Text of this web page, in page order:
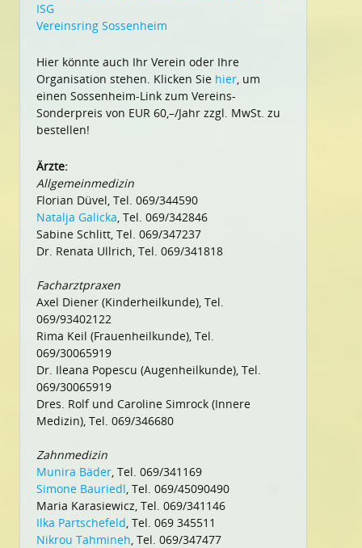
ISG
Vereinsring Sossenheim
Hier könnte auch Ihr Verein oder Ihre
Organisation stehen. Klicken Sie hier, um
einen Sossenheim-Link zum Vereins-
Sonderpreis von EUR 60,–/Jahr zzgl. MwSt. zu
bestellen!
Ärzte:
Allgemeinmedizin
Florian Düvel, Tel. 069/344590
Natalja Galicka, Tel. 069/342846
Sabine Schlitt, Tel. 069/347237
Dr. Renata Ullrich, Tel. 069/341818
Facharztpraxen
Axel Diener (Kinderheilkunde), Tel.
069/93402122
Rima Keil (Frauenheilkunde), Tel.
069/30065919
Dr. Ileana Popescu (Augenheilkunde), Tel.
069/30065919
Dres. Rolf und Caroline Simrock (Innere
Medizin), Tel. 069/346680
Zahnmedizin
Munira Bäder, Tel. 069/341169
Simone Bauriedl, Tel. 069/45090490
Maria Karasiewicz, Tel. 069/341146
Ilka Partschefeld, Tel. 069 345511
Nikrou Tahmineh, Tel. 069/347477